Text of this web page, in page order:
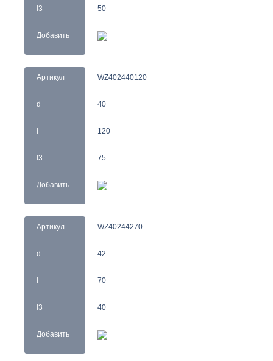
l3
Добавить
50
Артикул
d
l3
Добавить
WZ402440120
40
120
75
Артикул
d
l3
Добавить
WZ40244270
42
70
40